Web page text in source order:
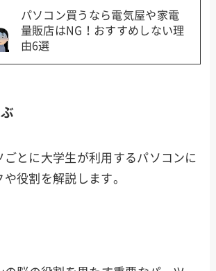
パソコン買うなら電気屋や家電
量販店はNG！おすすめしない理
由6選
ごとに大学生が利用するパソコンに
役割を解説します。